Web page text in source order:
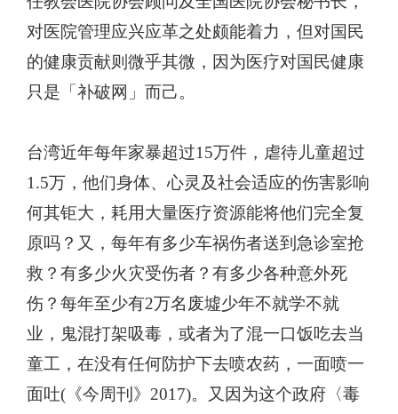
对医院管理应兴应革之处颇能着力，但对国民
的健康贡献则微乎其微，因为医疗对国民健康
只是「补破网」而己。
台湾近年每年家暴超过15万件，虐待儿童超过
1.5万，他们身体、心灵及社会适应的伤害影响
何其钜大，耗用大量医疗资源能将他们完全复
原吗？又，每年有多少车祸伤者送到急诊室抢
救？有多少火灾受伤者？有多少各种意外死
伤？每年至少有2万名废墟少年不就学不就
业，鬼混打架吸毒，或者为了混一口饭吃去当
童工，在没有任何防护下去喷农药，一面喷一
面吐( 《今周刊 》 2017)。又因为这个政府 〈毒